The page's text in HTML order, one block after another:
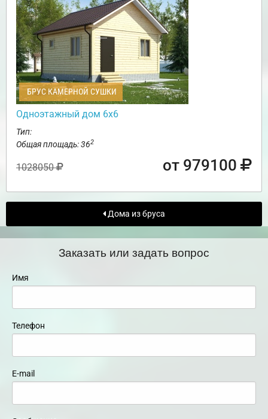
БРУС КАМЕРНОЙ СУШКИ
Одноэтажный дом 6х6
Тип:
Общая площадь: 362
1028050 от 979100
Дома из бруса
Заказать или задать вопрос
Имя
Телефон
E-mail